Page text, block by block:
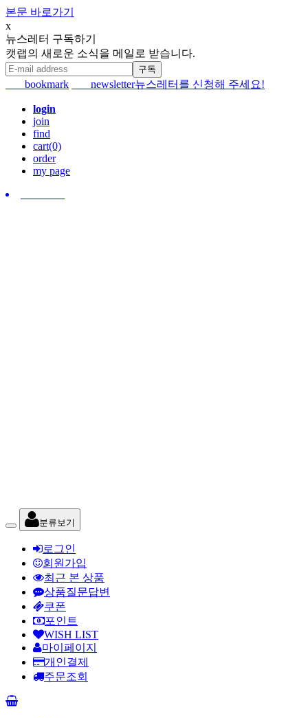
본문 바로가기
x
뉴스레터 구독하기
캣랩의 새로운 소식을 메일로 받습니다.
bookmark newsletter뉴스레터를 신청해 주세요!
login
join
find
cart(0)
order
my page
분류보기
로그인
회원가입
최근 본 상품
상품질문답변
쿠폰
포인트
WISH LIST
마이페이지
개인결제
주문조회